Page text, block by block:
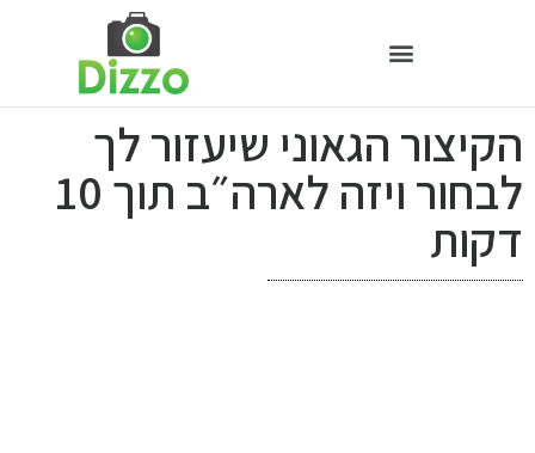
הקיצור הגאוני שיעזור לך
לבחור ויזה לארה״ב תוך 10
דקות